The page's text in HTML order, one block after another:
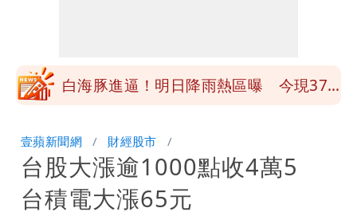
了」 26歲女兒：震驚神奇
白海豚進逼！明日降雨熱區曝 今現37
慈濟遭詐｜他斥：擋疫苗首惡想洗成功臣
「當台灣人金魚腦？」
肥大叔猝逝！競爭對手「丟丟妹」13字
壹蘋新聞網 財經股市
台股大漲逾1000點收4萬5
台積電大漲65元